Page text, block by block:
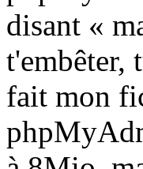
disant «
t'embêter,
fait mon